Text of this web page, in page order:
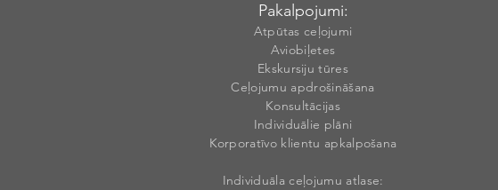
Pakalpojumi:
Atpūtas ceļojumi
Aviobiļetes
Ekskursiju tūres
Ceļojumu apdrošināšana
Konsultācijas
Individuālie plāni
Korporatīvo klientu apkalpošana
Individuāla ceļojumu atlase: